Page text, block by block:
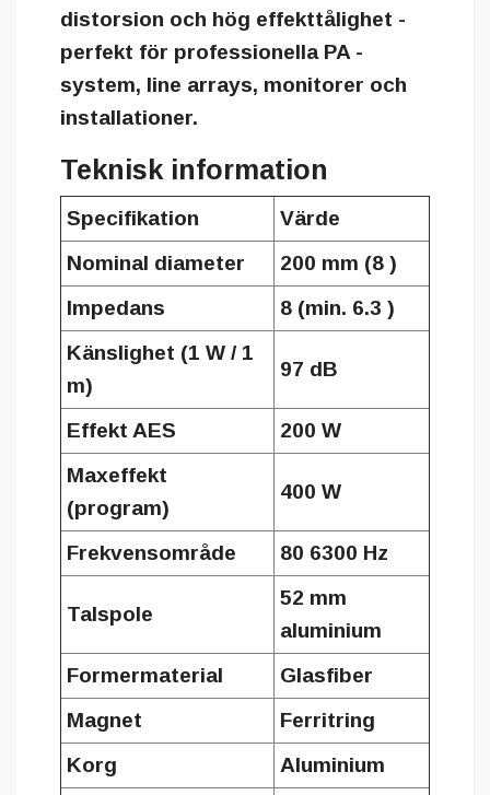
distorsion och hög effekttålighet -
perfekt för professionella PA -
system, line arrays, monitorer och
installationer.
Teknisk information
Specifikation
Värde
Nominal diameter
200 mm (8 )
Impedans
8 (min. 6.3 )
Känslighet (1 W / 1
m)
97 dB
Effekt AES
200 W
Maxeffekt
(program)
400 W
Frekvensområde 80 6300 Hz
Talspole
52 mm
aluminium
Formermaterial
Glasfiber
Magnet
Ferritring
Korg
Aluminium